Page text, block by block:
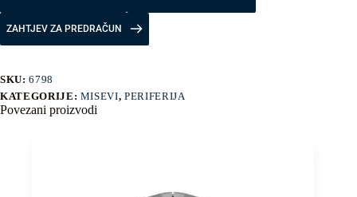
ZAHTJEV ZA PREDRAČUN
SKU:6798
KATEGORIJE: MISEVI,PERIFERIJA
Povezani proizvodi